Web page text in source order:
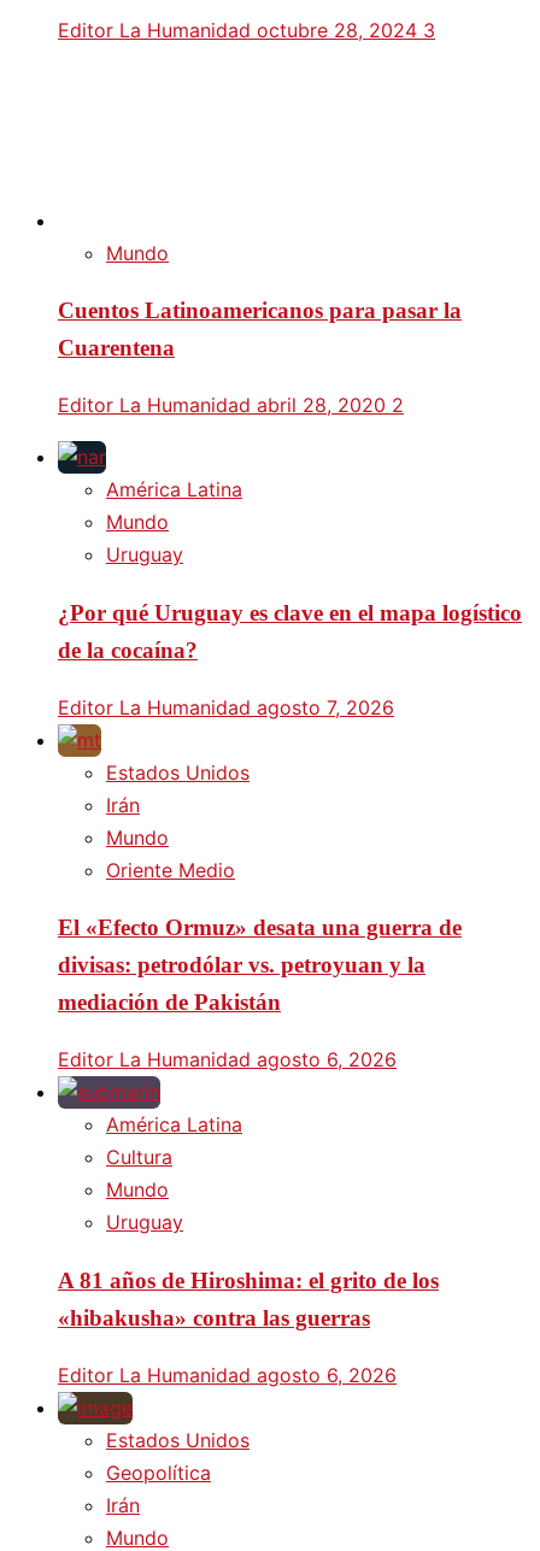
Editor La Humanidad octubre 28, 2024 3
Mundo
Cuentos Latinoamericanos para pasar la
Cuarentena
Editor La Humanidad abril 28, 2020 2
América Latina
Mundo
Uruguay
¿Por qué Uruguay es clave en el mapa logístico
de la cocaína?
Editor La Humanidad agosto 7, 2026
Estados Unidos
Irán
Mundo
Oriente Medio
El «Efecto Ormuz» desata una guerra de
divisas: petrodólar vs. petroyuan y la
mediación de Pakistán
Editor La Humanidad agosto 6, 2026
América Latina
Cultura
Mundo
Uruguay
A 81 años de Hiroshima: el grito de los
«hibakusha» contra las guerras
Editor La Humanidad agosto 6, 2026
Estados Unidos
Geopolítica
Irán
Mundo